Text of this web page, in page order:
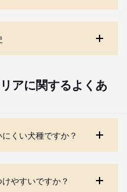
アに関するよくあ
くい犬種ですか？
やすいですか？